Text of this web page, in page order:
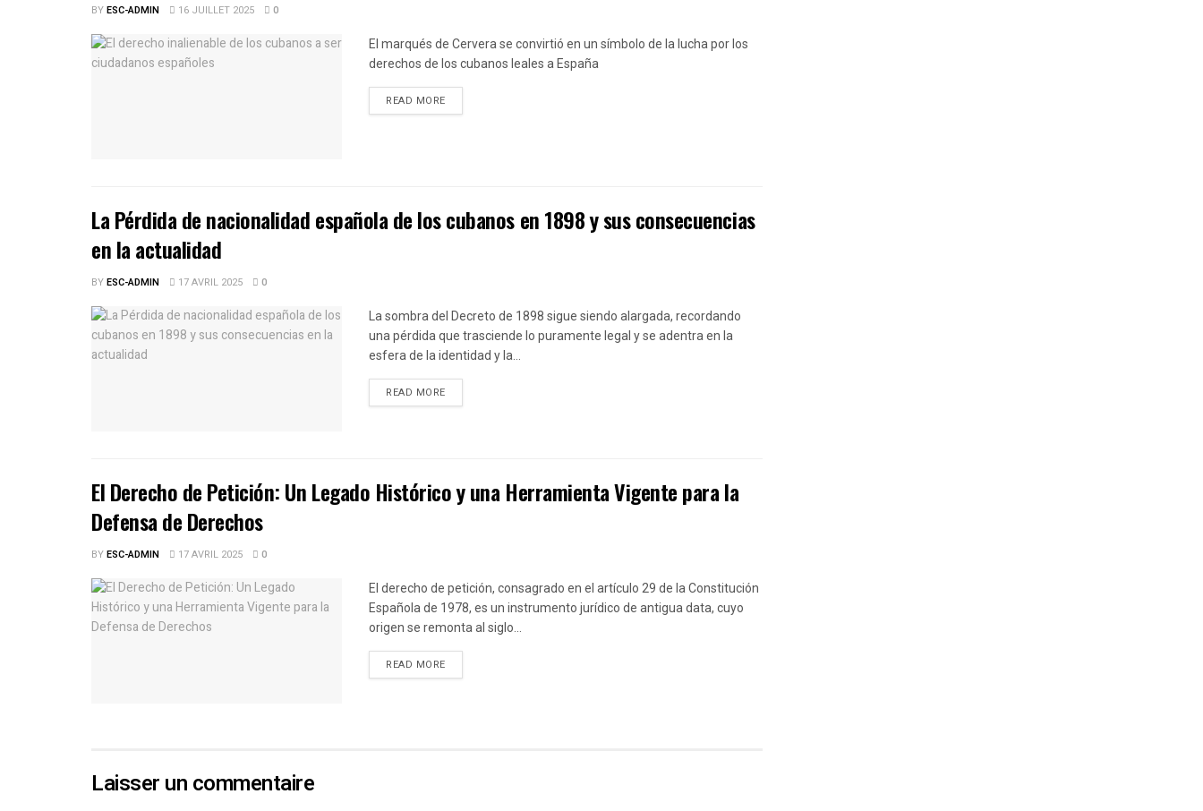
BYESC-ADMIN 16 JUILLET 2025 0
El marqués de Cervera se convirtió en un símbolo de la lucha por los
derechos de los cubanos leales a España
READ MOREDETAILS
La Pérdida de nacionalidad española de los cubanos en 1898 y sus consecuencias
en la actualidad
BYESC-ADMIN 17 AVRIL 2025 0
La sombra del Decreto de 1898 sigue siendo alargada, recordando
una pérdida que trasciende lo puramente legal y se adentra en la
esfera de la identidad y la...
READ MOREDETAILS
El Derecho de Petición: Un Legado Histórico y una Herramienta Vigente para la
Defensa de Derechos
BYESC-ADMIN 17 AVRIL 2025 0
El derecho de petición, consagrado en el artículo 29 de la Constitución
Española de 1978, es un instrumento jurídico de antigua data, cuyo
origen se remonta al siglo...
READ MOREDETAILS
Laisser un commentaire